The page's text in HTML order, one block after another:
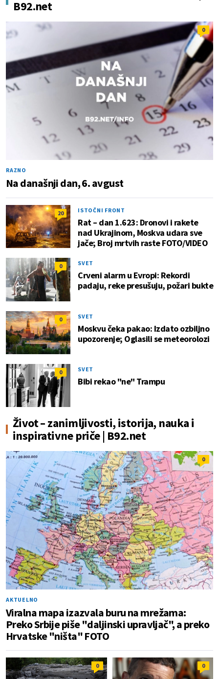
B92.net
0
RAZNO
Na današnji dan, 6. avgust
20 ISTOČNI FRONT
Rat – dan 1.623: Dronovi i rakete
nad Ukrajinom, Moskva udara sve
jače; Broj mrtvih raste FOTO/VIDEO
0 SVET
Crveni alarm u Evropi: Rekordi
padaju, reke presušuju, požari bukte
0 SVET
Moskvu čeka pakao: Izdato ozbiljno
upozorenje; Oglasili se meteorolozi
0 SVET
Bibi rekao "ne" Trampu
Život – zanimljivosti, istorija, nauka i
inspirativne priče | B92.net
0
AKTUELNO
Viralna mapa izazvala buru na mrežama:
Preko Srbije piše "daljinski upravljač", a preko
Hrvatske "ništa" FOTO
0 0